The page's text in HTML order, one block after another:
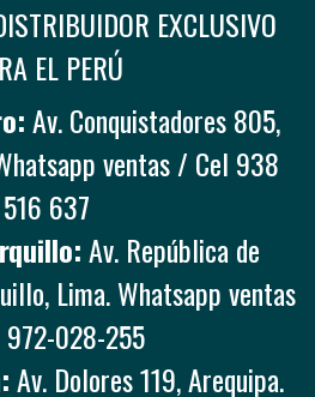
EXCLUSIVO
EL PERÚ
Av. Conquistadores 805,
ventas / Cel 938
516 637
Av. República de
Lima. Whatsapp ventas
028-255
Av. Dolores 119, Arequipa.